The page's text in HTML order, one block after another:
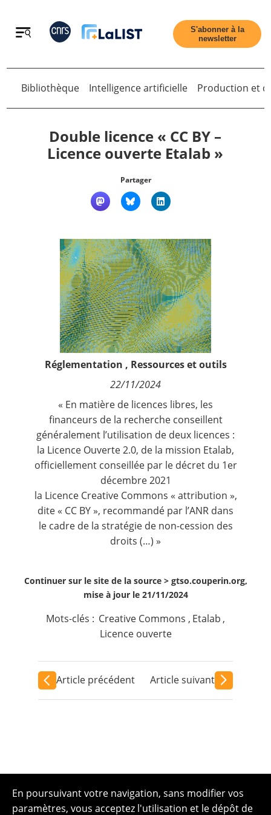
Retour
Qui sommes nous ?
Nous suivre
S'abonner à la
newsletter
Retour
Bibliothèque Intelligence artificielle Production et
Double licence « CC BY –
Licence ouverte Etalab »
Partager
Réglementation , Ressources et outils
22/11/2024
« En matière de licences libres, les
financeurs de la recherche conseillent
généralement l’utilisation de deux licences :
la Licence Ouverte 2.0, de la mission Etalab,
officiellement conseillée par le décret du 1er
décembre 2021
la Licence Creative Commons « attribution »,
dite « CC BY », recommandé par l’ANR dans
le cadre de la stratégie de non-cession des
droits (…) »
Continuer sur le site de la source > gtso.couperin.org,
mise à jour le 21/11/2024
Mots-clés : Creative Commons , Etalab ,
Licence ouverte
Article précédent Article suivant
En poursuivant votre navigation, sans modifier vos
paramètres, vous acceptez l'utilisation et le dépôt de